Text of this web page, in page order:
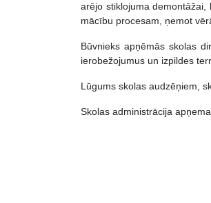
arējo stiklojuma
mācību procesam, ņemot
Būvnieks apņēmās skolas
ierobežojumus un izpildes
Lūgums skolas audzēņiem,
Skolas administrācija